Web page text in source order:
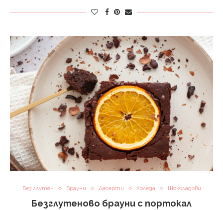
Без глутен Брауни Десерти Коледа Шоколадови
Безглутеново брауни с портокал